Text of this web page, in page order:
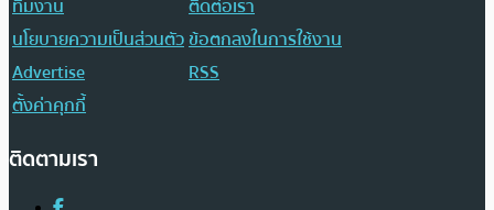
ทีมงาน
ติดต่อเรา
นโยบายความเป็นส่วนตัวข้อตกลงในการใช้งาน
Advertise
RSS
ตั้งค่าคุกกี้
ติดตามเรา